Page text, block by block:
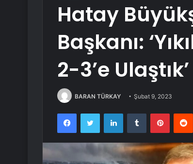
Hatay
Başkanı:
2-3’e Ulaştık’
BARAN TÜRKAY Şubat 9, 2023
FacebookTwitter LinkedInTumblr Pinterest